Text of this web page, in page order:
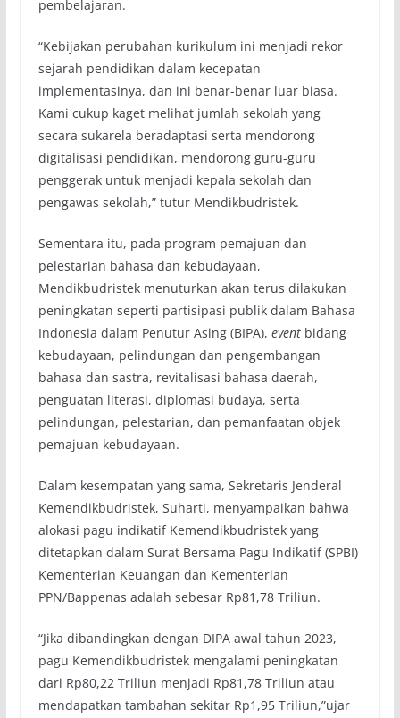
pembelajaran.
“Kebijakan perubahan kurikulum ini menjadi rekor
sejarah pendidikan dalam kecepatan
implementasinya, dan ini benar-benar luar biasa.
Kami cukup kaget melihat jumlah sekolah yang
secara sukarela beradaptasi serta mendorong
digitalisasi pendidikan, mendorong guru-guru
penggerak untuk menjadi kepala sekolah dan
pengawas sekolah,” tutur Mendikbudristek.
Sementara itu, pada program pemajuan dan
pelestarian bahasa dan kebudayaan,
Mendikbudristek menuturkan akan terus dilakukan
peningkatan seperti partisipasi publik dalam Bahasa
Indonesia dalam Penutur Asing (BIPA), event bidang
kebudayaan, pelindungan dan pengembangan
bahasa dan sastra, revitalisasi bahasa daerah,
penguatan literasi, diplomasi budaya, serta
pelindungan, pelestarian, dan pemanfaatan objek
pemajuan kebudayaan.
Dalam kesempatan yang sama, Sekretaris Jenderal
Kemendikbudristek, Suharti, menyampaikan bahwa
alokasi pagu indikatif Kemendikbudristek yang
ditetapkan dalam Surat Bersama Pagu Indikatif (SPBI)
Kementerian Keuangan dan Kementerian
PPN/Bappenas adalah sebesar Rp81,78 Triliun.
“Jika dibandingkan dengan DIPA awal tahun 2023,
pagu Kemendikbudristek mengalami peningkatan
dari Rp80,22 Triliun menjadi Rp81,78 Triliun atau
mendapatkan tambahan sekitar Rp1,95 Triliun,”ujar